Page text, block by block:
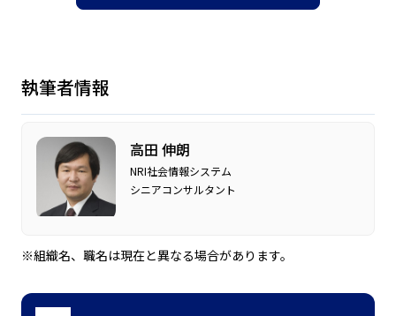
執筆者情報
高田 伸朗
NRI社会情報システム
シニアコンサルタント
※組織名、職名は現在と異なる場合があります。